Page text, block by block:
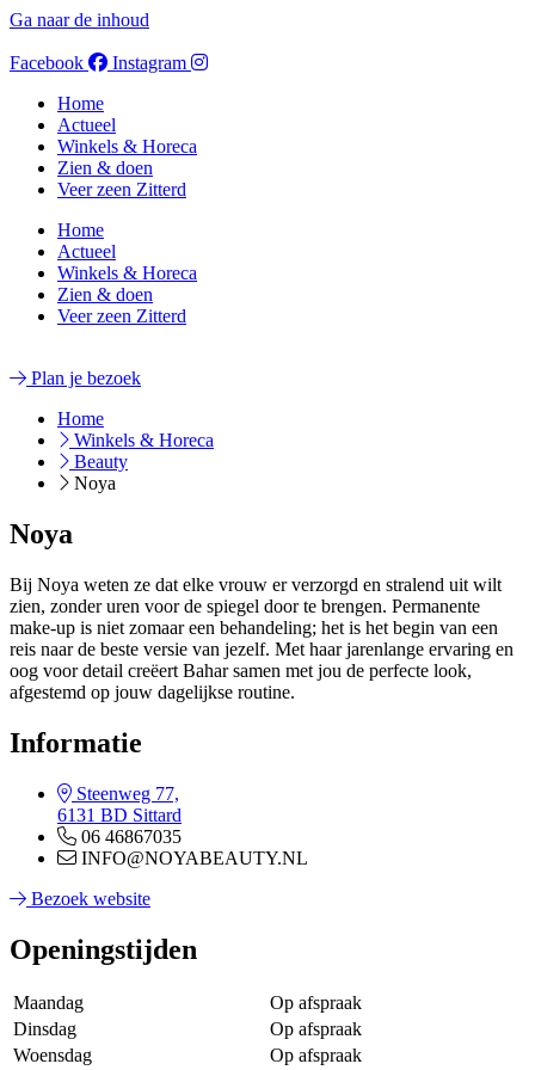
Ga naar de inhoud
Facebook
Instagram
Home
Actueel
Winkels & Horeca
Zien & doen
Veer zeen Zitterd
Home
Actueel
Winkels & Horeca
Zien & doen
Veer zeen Zitterd
Plan je bezoek
Home
Winkels & Horeca
Beauty
Noya
Noya
Bij Noya weten ze dat elke vrouw er verzorgd en stralend uit wilt
zien, zonder uren voor de spiegel door te brengen. Permanente
make-up is niet zomaar een behandeling; het is het begin van een
reis naar de beste versie van jezelf. Met haar jarenlange ervaring en
oog voor detail creëert Bahar samen met jou de perfecte look,
afgestemd op jouw dagelijkse routine.
Informatie
Steenweg 77,
6131 BD Sittard
06 46867035
INFO@NOYABEAUTY.NL
Bezoek website
Openingstijden
Maandag
Op afspraak
Dinsdag
Op afspraak
Woensdag
Op afspraak